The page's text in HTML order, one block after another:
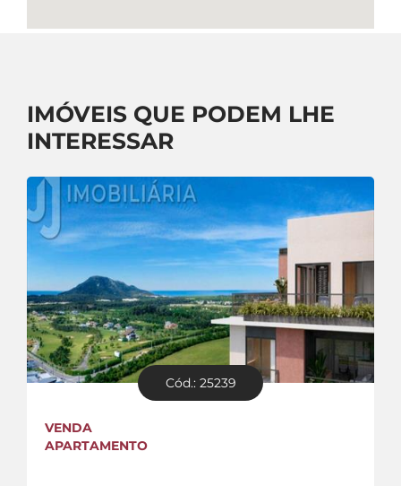
IMÓVEIS QUE PODEM LHE
INTERESSAR
Cód.: 25239
VENDA
APARTAMENTO